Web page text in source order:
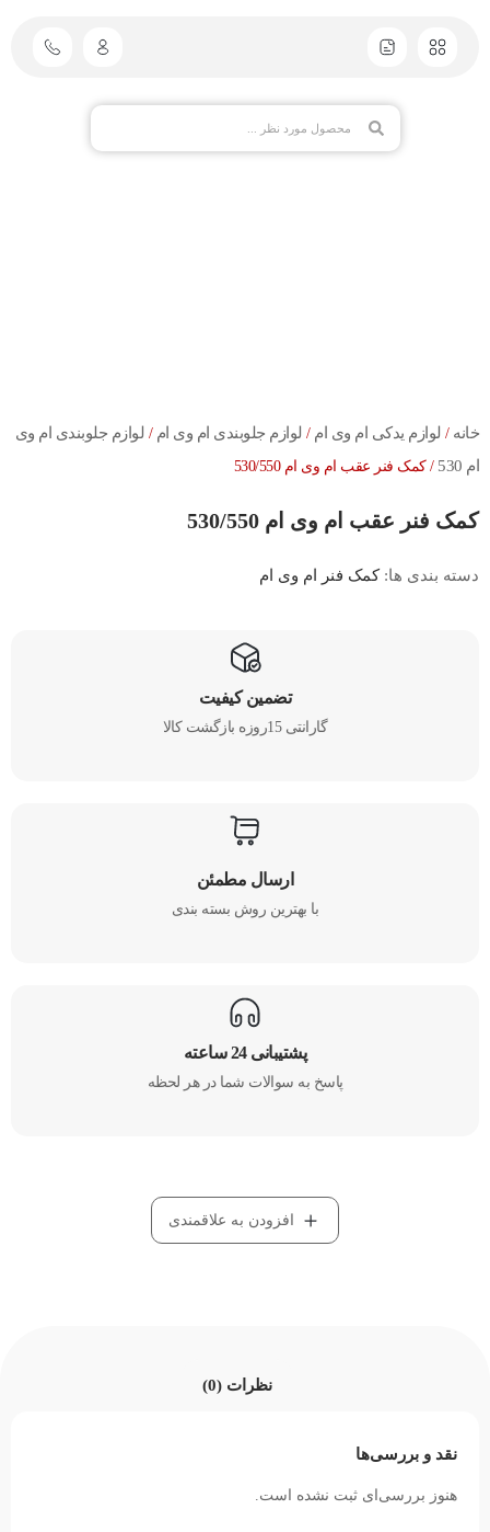
خانه / لوازم یدکی ام وی ام / لوازم جلوبندی ام وی ام / لوازم جلوبندی ام وی
ام 530
/ کمک فنر عقب ام وی ام 530/550
کمک فنر عقب ام وی ام 530/550
دسته بندی ها:کمک فنر ام وی ام
تضمین کیفیت
گارانتی 15روزه بازگشت کالا
ارسال مطمئن
با بهترین روش بسته بندی​
پشتیبانی 24 ساعته
پاسخ به سوالات شما در هر لحظه
افزودن به علاقمندی
نظرات (0)
نقد و بررسی‌ها
هنوز بررسی‌ای ثبت نشده است.